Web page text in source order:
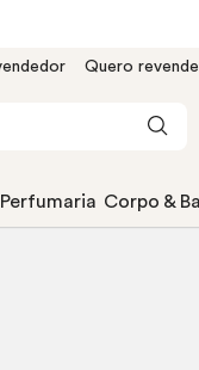
Quero
Perfumaria Corpo &